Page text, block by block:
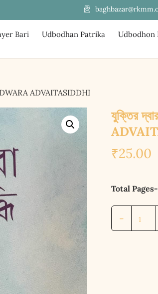
Bari Udbodhan Patrika Udbodhon
DWARA ADVAITASIDDHI
যুক্তির
₹25.00
Total Pages-
-